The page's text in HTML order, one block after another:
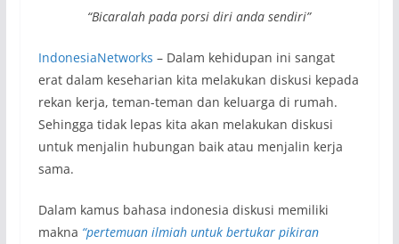
“Bicaralah pada porsi diri anda sendiri”
IndonesiaNetworks – Dalam kehidupan ini sangat
erat dalam keseharian kita melakukan diskusi kepada
rekan kerja, teman-teman dan keluarga di rumah.
Sehingga tidak lepas kita akan melakukan diskusi
untuk menjalin hubungan baik atau menjalin kerja
sama.
Dalam kamus bahasa indonesia diskusi memiliki
makna “pertemuan ilmiah untuk bertukar pikiran